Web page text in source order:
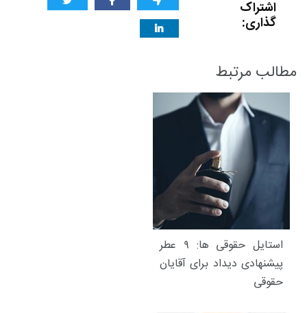
اشتراک
گذاری:
مطالب مرتبط
استایل حقوقی ها: ۹ عطر
پیشنهادی دیداد برای آقایان
حقوقی